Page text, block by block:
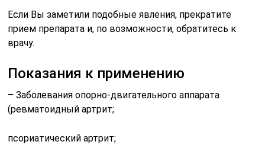
Если Вы заметили подобные явления, прекратите
прием препарата и, по возможности, обратитесь к
врачу.
Показания к применению
– Заболевания опорно-двигательного аппарата
(ревматоидный артрит;
псориатический артрит;